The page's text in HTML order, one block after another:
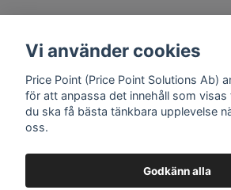
1 year ago
Mathias Johansson
Vi använder cookies
Price Point (Price Point Solutions Ab)
för att anpassa det innehåll som
du ska få bästa tänkbara upplevelse
oss.
Godkänn alla